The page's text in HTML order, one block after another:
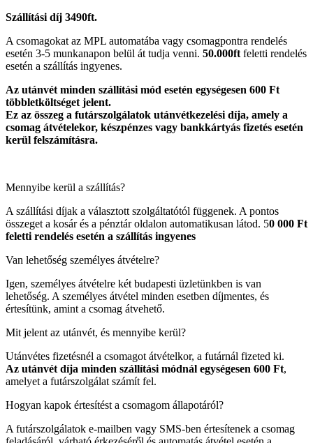
Szállítási díj 3490ft.
A csomagokat az MPL automatába vagy csomagpontra rendelés
esetén 3-5 munkanapon belül át tudja venni. 50.000ft feletti rendelés
esetén a szállítás ingyenes.
Az utánvét minden szállítási mód esetén egységesen 600 Ft
többletköltséget jelent.
Ez az összeg a futárszolgálatok utánvétkezelési díja, amely a
csomag átvételekor, készpénzes vagy bankkártyás fizetés esetén
kerül felszámításra.
Mennyibe kerül a szállítás?
A szállítási díjak a választott szolgáltatótól függenek. A pontos
összeget a kosár és a pénztár oldalon automatikusan látod. 50 000 Ft
feletti rendelés esetén a szállítás ingyenes
Van lehetőség személyes átvételre?
Igen, személyes átvételre két budapesti üzletünkben is van
lehetőség. A személyes átvétel minden esetben díjmentes, és
értesítünk, amint a csomag átvehető.
Mit jelent az utánvét, és mennyibe kerül?
Utánvétes fizetésnél a csomagot átvételkor, a futárnál fizeted ki.
Az utánvét díja minden szállítási módnál egységesen 600 Ft,
amelyet a futárszolgálat számít fel.
Hogyan kapok értesítést a csomagom állapotáról?
A futárszolgálatok e-mailben vagy SMS-ben értesítenek a csomag